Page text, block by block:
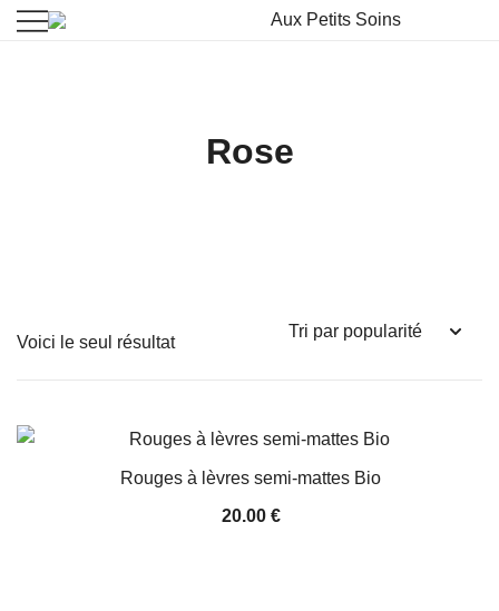
Rose
Voici le seul résultat
Rouges à lèvres semi-mattes Bio
20.00 €